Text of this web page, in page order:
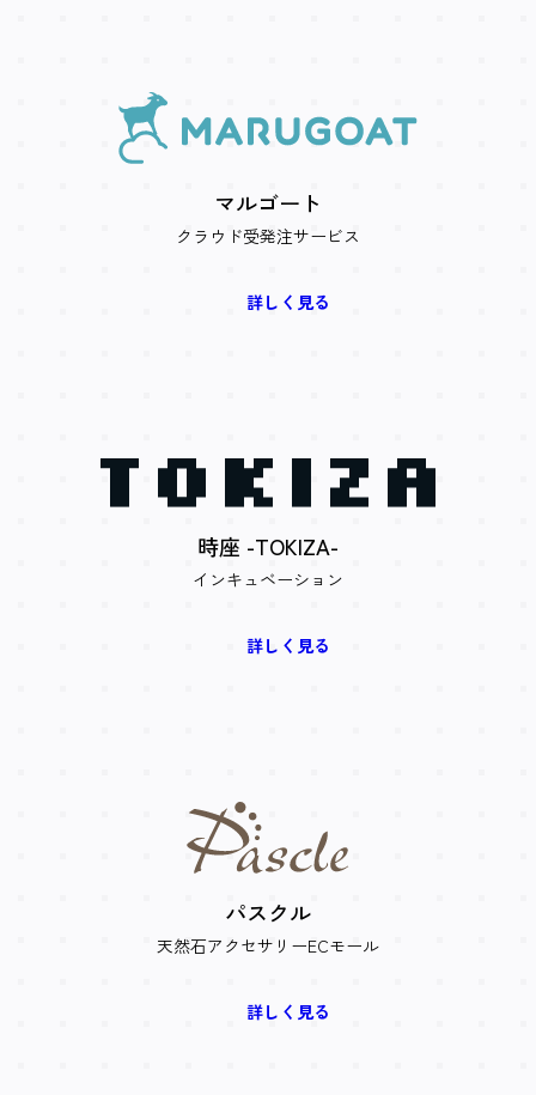
マルゴート
クラウド受発注サービス
詳しく見る
時座 -TOKIZA-
インキュベーション
詳しく見る
パスクル
天然石アクセサリーECモール
詳しく見る